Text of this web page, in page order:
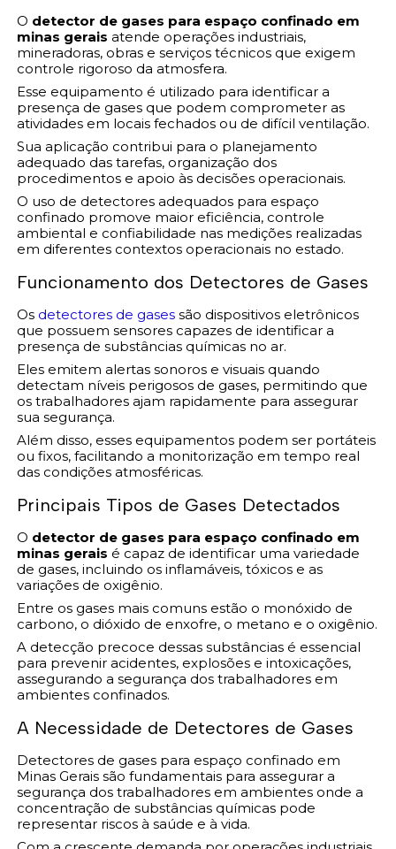
O detector de gases para espaço confinado em
minas gerais atende operações industriais,
mineradoras, obras e serviços técnicos que exigem
controle rigoroso da atmosfera.
Esse equipamento é utilizado para identificar a
presença de gases que podem comprometer as
atividades em locais fechados ou de difícil ventilação.
Sua aplicação contribui para o planejamento
adequado das tarefas, organização dos
procedimentos e apoio às decisões operacionais.
O uso de detectores adequados para espaço
confinado promove maior eficiência, controle
ambiental e confiabilidade nas medições realizadas
em diferentes contextos operacionais no estado.
Funcionamento dos Detectores de Gases
Os detectores de gases são dispositivos eletrônicos
que possuem sensores capazes de identificar a
presença de substâncias químicas no ar.
Eles emitem alertas sonoros e visuais quando
detectam níveis perigosos de gases, permitindo que
os trabalhadores ajam rapidamente para assegurar
sua segurança.
Além disso, esses equipamentos podem ser portáteis
ou fixos, facilitando a monitorização em tempo real
das condições atmosféricas.
Principais Tipos de Gases Detectados
O detector de gases para espaço confinado em
minas gerais é capaz de identificar uma variedade
de gases, incluindo os inflamáveis, tóxicos e as
variações de oxigênio.
Entre os gases mais comuns estão o monóxido de
carbono, o dióxido de enxofre, o metano e o oxigênio.
A detecção precoce dessas substâncias é essencial
para prevenir acidentes, explosões e intoxicações,
assegurando a segurança dos trabalhadores em
ambientes confinados.
A Necessidade de Detectores de Gases
Detectores de gases para espaço confinado em
Minas Gerais são fundamentais para assegurar a
segurança dos trabalhadores em ambientes onde a
concentração de substâncias químicas pode
representar riscos à saúde e à vida.